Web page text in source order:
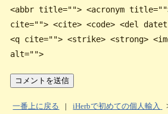
<abbr title=""> <acronym
cite=""> <cite> <code> <del
<q cite=""> <strike> <strong>
alt="">
一番上に戻る iHerbで初めての個人輸入